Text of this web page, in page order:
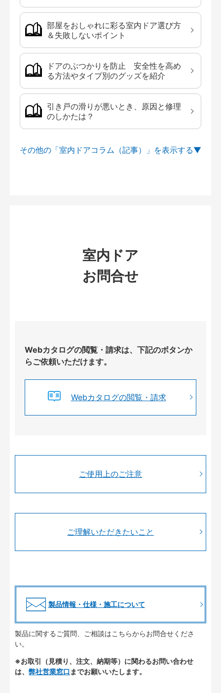
部屋をおしゃれに彩る室内ドア選び方
＆失敗しないポイント
ドアのぶつかりを防止 安全性を高め
る方法やタイプ別のグッズを紹介
引き戸の滑りが悪いとき、原因と修理
のしかたは？
その他の「室内ドアコラム（記事）」を
室内ドア
お問合せ
Webカタログの閲覧・請求は、下記のボタンか
らご依頼いただけます。
Webカタログの閲覧・請求
ご使用上のご注意
ご理解いただきたいこと
製品情報・仕様・施工について
製品に関するご質問、ご相談はこちらからお問合せくださ
い。
※お取引（見積り、注文、納期等）に関わるお問い合わせ
は、 弊社営業窓口 までお願いいたします。